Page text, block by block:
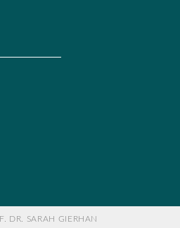
DR. SARAH GIERHAN